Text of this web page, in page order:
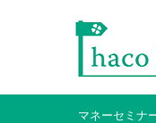
マネーセミナ